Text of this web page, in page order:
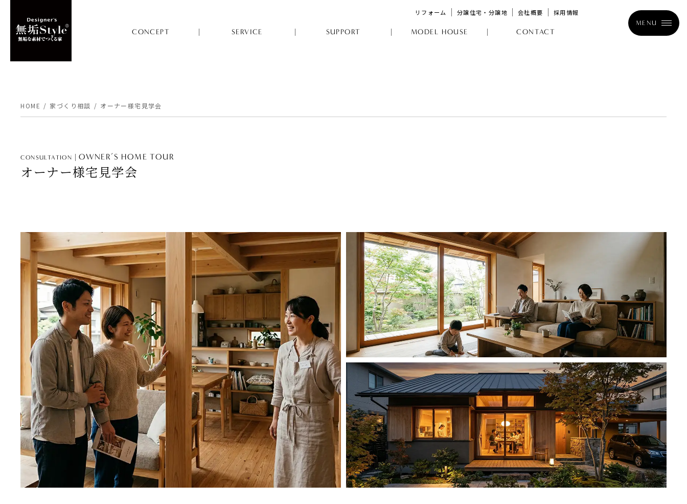
MENU
リフォーム 分譲住宅・分譲地 会社概要 採用情報
CONCEPT SERVICE SUPPORT MODEL HOUSE CONTACT
HOME 家づくり相談 オーナー様宅見学会
CONSULTATION OWNER’S HOME TOUR
オーナー様宅見学会